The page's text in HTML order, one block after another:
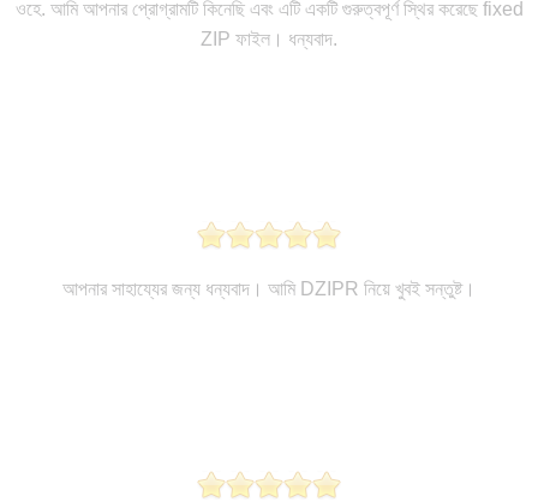
ওহে. আমি আপনার প্রোগ্রামটি কিনেছি এবং এটি একটি গুরুত্বপূর্ণ স্থির করেছে fixed
ZIP ফাইল। ধন্যবাদ.
আপনার সাহায্যের জন্য ধন্যবাদ। আমি DZIPR নিয়ে খুবই সন্তুষ্ট।